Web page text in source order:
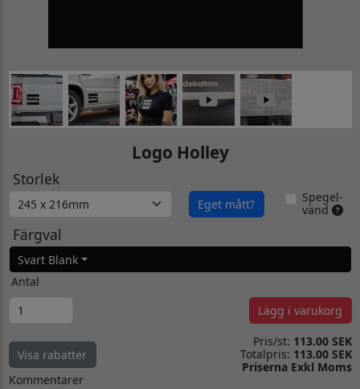
Logo Holley
Storlek
Eget mått?
Spegel-
vänd
Färgval
Svart Blank
Antal
Lägg i varukorg
Visa rabatter
Pris/st: 113.00 SEK
Totalpris: 113.00 SEK
Priserna Exkl Moms
Kommentarer